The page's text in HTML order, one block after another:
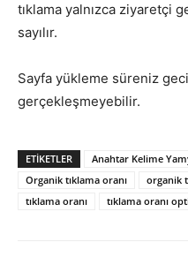
tıklama yalnızca ziyaretçi
sayılır.
Sayfa yükleme süreniz
gerçekleşmeyebilir.
ETIKETLER Anahtar Kelime
Organik tıklama oranı
organik
tıklama oranı
tıklama oranı